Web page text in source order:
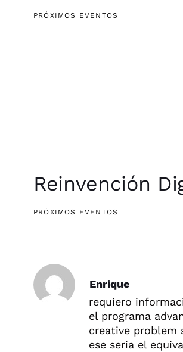
PRÓXIMOS EVENTOS
Reinvención
PRÓXIMOS EVENTOS
Post
comment
Enrique
requiero
el programa
creative problem
ese seria el
Post
comment